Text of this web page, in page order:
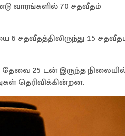
வாரங்களில் 70 சதவீதம்
6 சதவீதத்திலிருந்து 15
25 டன் இருந்த
தெரிவிக்கின்றன.